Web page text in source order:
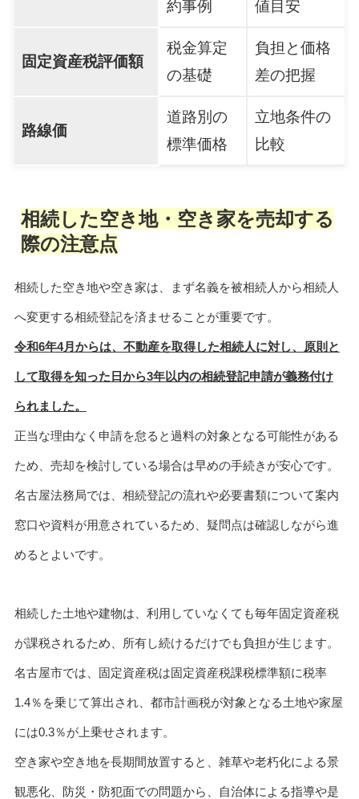
約事例
値目安
固定資産税評価額
税金算定
の基礎
負担と価格
差の把握
路線価
道路別の
標準価格
立地条件の
比較
相続した空き地・空き家を売却する
際の注意点
相続した空き地や空き家は、まず名義を被相続人から相続人
へ変更する相続登記を済ませることが重要です。
令和6年4月からは、不動産を取得した相続人に対し、原則と
して取得を知った日から3年以内の相続登記申請が義務付け
られました。
正当な理由なく申請を怠ると過料の対象となる可能性がある
ため、売却を検討している場合は早めの手続きが安心です。
名古屋法務局では、相続登記の流れや必要書類について案内
窓口や資料が用意されているため、疑問点は確認しながら進
めるとよいです。
相続した土地や建物は、利用していなくても毎年固定資産税
が課税されるため、所有し続けるだけでも負担が生じます。
名古屋市では、固定資産税は固定資産税課税標準額に税率
1.4％を乗じて算出され、都市計画税が対象となる土地や家屋
には0.3％が上乗せされます。
空き家や空き地を長期間放置すると、雑草や老朽化による景
観悪化、防災・防犯面での問題から、自治体による指導や是